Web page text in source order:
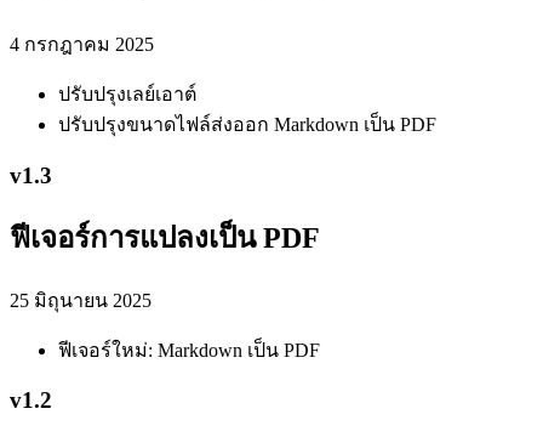
4 กรกฎาคม 2025
ปรับปรุงเลย์เอาต์
ปรับปรุงขนาดไฟล์ส่งออก Markdown เป็น PDF
v1.3
ฟีเจอร์การแปลงเป็น PDF
25 มิถุนายน 2025
ฟีเจอร์ใหม่: Markdown เป็น PDF
v1.2